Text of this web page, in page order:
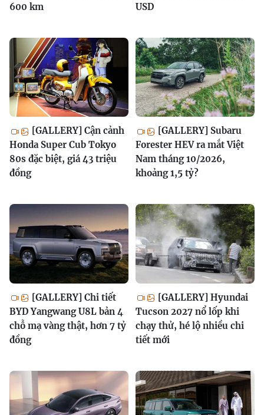
600 km
USD
[GALLERY] Cận cảnh
Honda Super Cub Tokyo
80s đặc biệt, giá 43 triệu
đồng
[GALLERY] Subaru
Forester HEV ra mắt Việt
Nam tháng 10/2026,
khoảng 1,5 tỷ?
[GALLERY] Chi tiết
BYD Yangwang U8L bản 4
chỗ mạ vàng thật, hơn 7 tỷ
đồng
[GALLERY] Hyundai
Tucson 2027 nổ lốp khi
chạy thử, hé lộ nhiều chi
tiết mới